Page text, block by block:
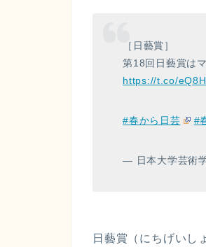
［日藝賞］
第18回日藝賞は
https://t.co/
#春から日芸 #
— 日本大学芸術
日藝賞（にちげいし